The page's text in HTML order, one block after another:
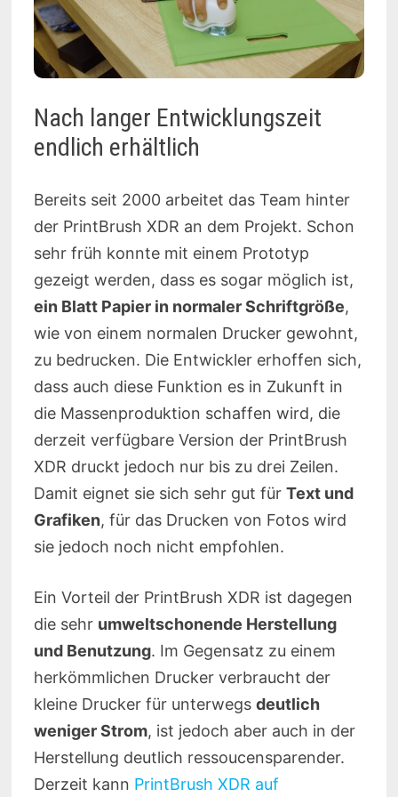
Nach langer Entwicklungszeit
endlich erhältlich
Bereits seit 2000 arbeitet das Team hinter
der PrintBrush XDR an dem Projekt. Schon
sehr früh konnte mit einem Prototyp
gezeigt werden, dass es sogar möglich ist,
ein Blatt Papier in normaler Schriftgröße,
wie von einem normalen Drucker gewohnt,
zu bedrucken. Die Entwickler erhoffen sich,
dass auch diese Funktion es in Zukunft in
die Massenproduktion schaffen wird, die
derzeit verfügbare Version der PrintBrush
XDR druckt jedoch nur bis zu drei Zeilen.
Damit eignet sie sich sehr gut für Text und
Grafiken, für das Drucken von Fotos wird
sie jedoch noch nicht empfohlen.
Ein Vorteil der PrintBrush XDR ist dagegen
die sehr umweltschonende Herstellung
und Benutzung. Im Gegensatz zu einem
herkömmlichen Drucker verbraucht der
kleine Drucker für unterwegs deutlich
weniger Strom, ist jedoch aber auch in der
Herstellung deutlich ressoucensparender.
Derzeit kann PrintBrush XDR auf